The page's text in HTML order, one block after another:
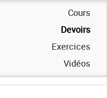
Cours
Devoirs
Exercices
Vidéos